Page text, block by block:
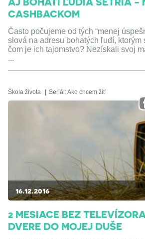
CASHBACKOM
Často počujeme od tých “menej
slová na adresu bohatých ľudí, ktorým
čom je ich tajomstvo? Nezískali svoj
...
Škola života Seriál:Ako chcem žiť
16.12.2016
2 MESIACE BEZ
DVERE DO MOJEJ DUŠE